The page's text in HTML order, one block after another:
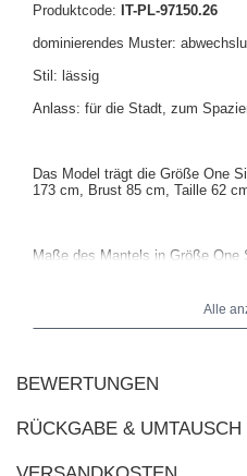
Produktcode: IT-PL-97150.26
dominierendes Muster:
Stil: lässig
Anlass: für die Stadt, zum
Das Model trägt die Größe One
173 cm, Brust 85 cm, Taille 62
Maße des Mantels in Größe
Alle
BEWERTUNGEN
RÜCKGABE & UMTAUSCH